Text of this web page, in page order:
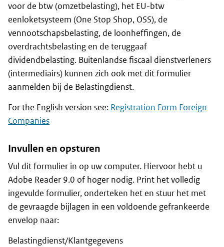
voor de btw (omzetbelasting), het EU-btw
eenloketsysteem (One Stop Shop, OSS), de
vennootschapsbelasting, de loonheffingen, de
overdrachtsbelasting en de teruggaaf
dividendbelasting. Buitenlandse fiscaal dienstverleners
(intermediairs) kunnen zich ook met dit formulier
aanmelden bij de Belastingdienst.
For the English version see: Registration Form Foreign
Companies
Invullen en opsturen
Vul dit formulier in op uw computer. Hiervoor hebt u
Adobe Reader 9.0 of hoger nodig. Print het volledig
ingevulde formulier, onderteken het en stuur het met
de gevraagde bijlagen in een voldoende gefrankeerde
envelop naar:
Belastingdienst/Klantgegevens